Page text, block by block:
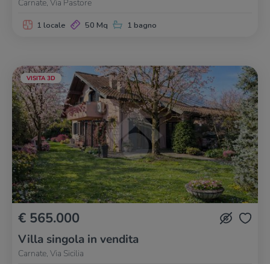
1 locale 50 Mq 1 bagno
VISITA 3D
€ 565.000
Villa singola in vendita
Carnate, Via Sicilia